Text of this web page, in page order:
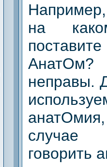
на
неправы.
говорить